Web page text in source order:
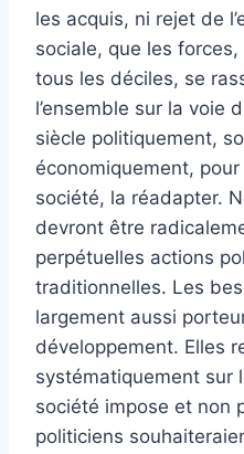
les acquis, ni rejet de
sociale, que les
tous les déciles, se
l’ensemble sur la voie
siècle politiquement,
économiquement,
société, la réadapter.
devront être
perpétuelles actions
traditionnelles. Les
largement aussi
développement. Elles
systématiquement sur
société impose et non
politiciens